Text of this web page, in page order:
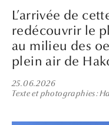
L’arrivée de
redécouvrir le
au milieu des
plein air de
25.06.2026
Texte et photographies